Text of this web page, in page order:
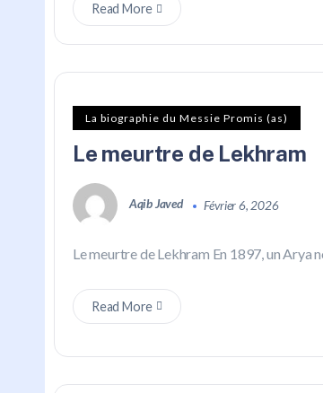
Read More
La biographie du Messie Promis (as)
Le meurtre de Lekhram
Aqib Javed Février 6, 2026
Le meurtre de Lekhram En 1897, un Arya
Read More